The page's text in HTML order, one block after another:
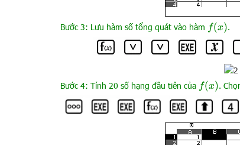
Bước 3: Lưu hàm số tổng quát vào hàm f(x) .
Bước 4: Tính 20 số hạng đầu tiên của f(x) .